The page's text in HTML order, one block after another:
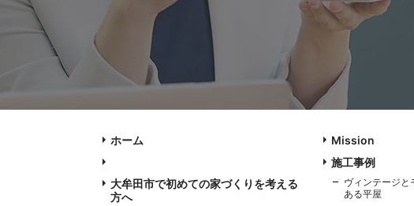
ホーム
大牟田市で初めての家づくりを考える
方へ
Mission
施工事例
ヴィンテージと
ある平屋